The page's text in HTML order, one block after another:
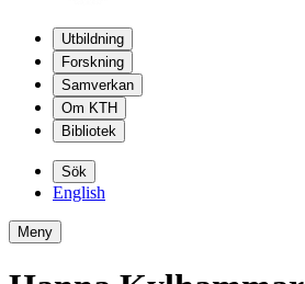
Utbildning
Forskning
Samverkan
Om KTH
Bibliotek
Sök
English
Meny